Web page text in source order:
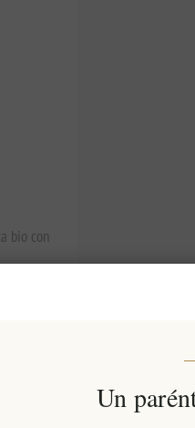
bio con
Un